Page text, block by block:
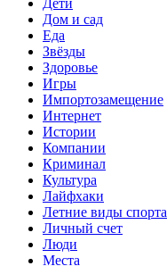
Дом и сад
Еда
Звёзды
Здоровье
Игры
Импортозамещение
Интернет
Истории
Компании
Криминал
Культура
Лайфхаки
Летние виды спорта
Личный счет
Люди
Места